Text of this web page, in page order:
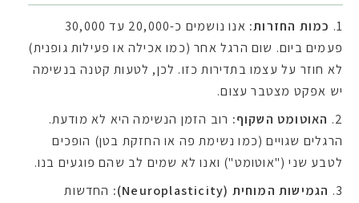
כמות החזרות:
אנו נושמים כ-20,000 עד 30,000
פעמים ביום. שום הרגל אחר (כמו אכילה או פעילות גופנית)
לא חוזר על עצמו בתדירות כזו. לכן, לטעות קטנה בנשימה
יש אפקט מצטבר עצום.
האוטומט השקוף: רוב הזמן הנשימה היא לא מודעת.
הרגלים שגויים (כמו נשימת פה או החזקת בטן) הופכים
לטבע שני ("אוטומט") ואנו לא שמים לב שהם פוגעים בנו.
הגמישות המוחית (Neuroplasticity):
החדשות